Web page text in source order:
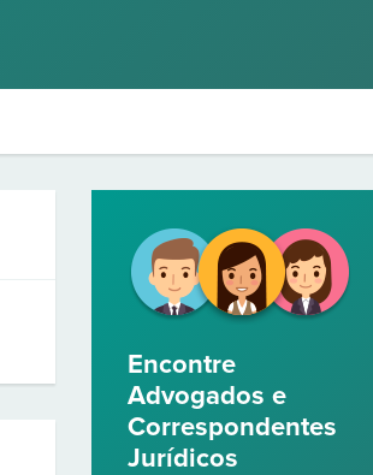
Encontre
Advogados e
Correspondentes
Jurídicos